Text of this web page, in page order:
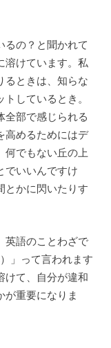
るの？と聞かれて
溶けています。私
るときは、知らな
しているとき。
全部で感じられる
高めるためにはデ
何でもない丘の上
でいいんですけ
とかに閃いたりす
英語のことわざで
」って言われます
けて、自分が違和
が重要になりま